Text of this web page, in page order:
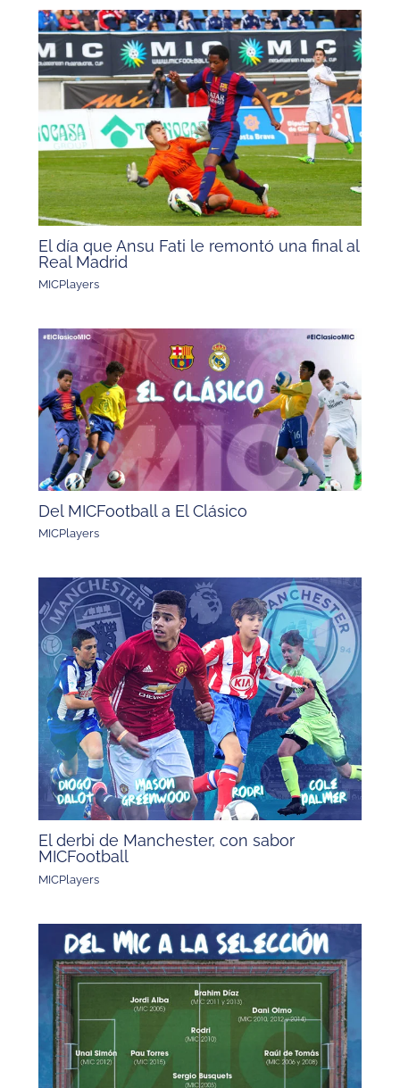
El día que Ansu Fati le remontó una final al
Real Madrid
MICPlayers
Del MICFootball a El Clásico
MICPlayers
El derbi de Manchester, con sabor
MICFootball
MICPlayers